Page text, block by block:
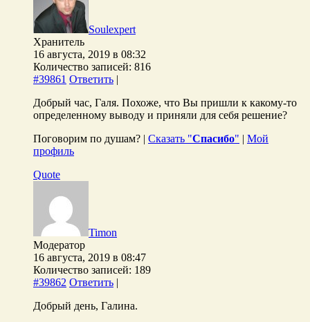
Soulexpert
Хранитель
16 августа, 2019 в 08:32
Количество записей: 816
#39861 Ответить |
Добрый час, Галя. Похоже, что Вы пришли к какому-то
определенному выводу и приняли для себя решение?
Поговорим по душам? | Сказать "Спасибо" | Мой
профиль
Quote
Timon
Модератор
16 августа, 2019 в 08:47
Количество записей: 189
#39862 Ответить |
Добрый день, Галина.